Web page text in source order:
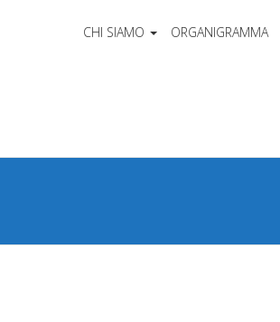
CHI SIAMO ORGANIGRAMMA